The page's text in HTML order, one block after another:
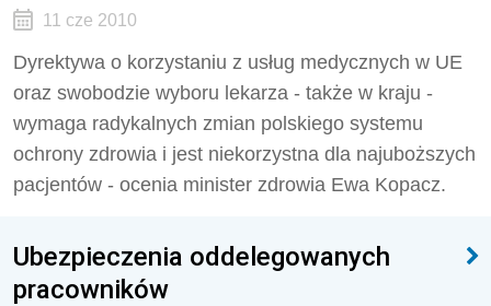
11 cze 2010
Dyrektywa o korzystaniu z usług medycznych w UE
oraz swobodzie wyboru lekarza - także w kraju -
wymaga radykalnych zmian polskiego systemu
ochrony zdrowia i jest niekorzystna dla najuboższych
pacjentów - ocenia minister zdrowia Ewa Kopacz.
Ubezpieczenia oddelegowanych
pracowników